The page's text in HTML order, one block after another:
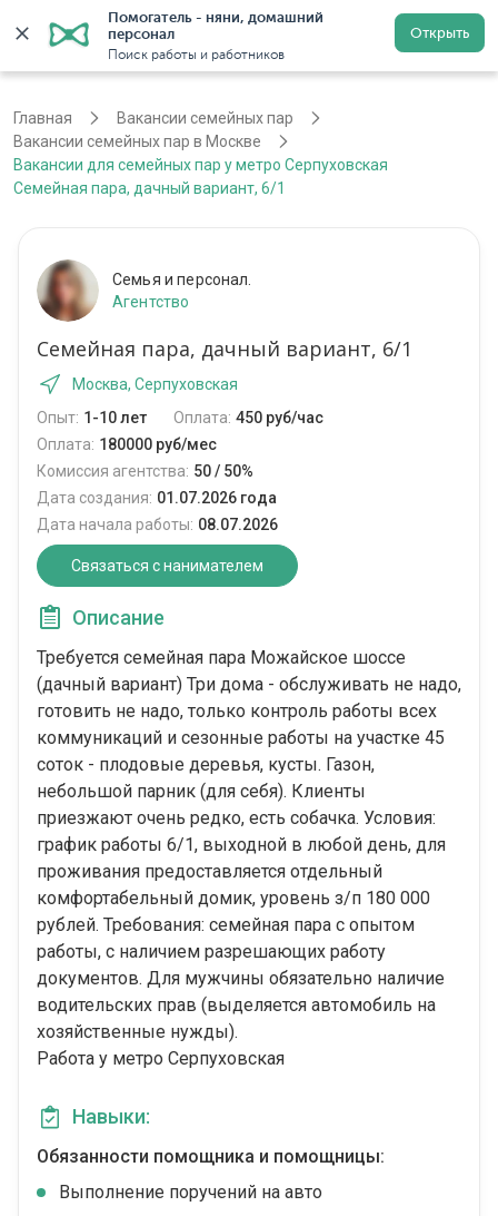
Помогатель - няни, домашний
персонал
Поиск работы и работников
Открыть
Регистрация
Главная
Вакансии семейных пар
Вакансии семейных пар в Москве
Вакансии для семейных пар у метро Серпуховская
Семейная пара, дачный вариант, 6/1
Семья и персонал.
Агентство
Семейная пара, дачный вариант, 6/1
Москва, Серпуховская
Опыт: 1-10 лет Оплата: 450 руб/час
Оплата: 180000 руб/мес
Комиссия агентства: 50 / 50%
Дата создания: 01.07.2026 года
Дата начала работы: 08.07.2026
Связаться с нанимателем
Описание
Требуется семейная пара Можайское шоссе
(дачный вариант) Три дома - обслуживать не надо,
готовить не надо, только контроль работы всех
коммуникаций и сезонные работы на участке 45
соток - плодовые деревья, кусты. Газон,
небольшой парник (для себя). Клиенты
приезжают очень редко, есть собачка. Условия:
график работы 6/1, выходной в любой день, для
проживания предоставляется отдельный
комфортабельный домик, уровень з/п 180 000
рублей. Требования: семейная пара с опытом
работы, с наличием разрешающих работу
документов. Для мужчины обязательно наличие
водительских прав (выделяется автомобиль на
хозяйственные нужды).
Работа у метро Серпуховская
Навыки:
Обязанности помощника и помощницы:
Выполнение поручений на авто